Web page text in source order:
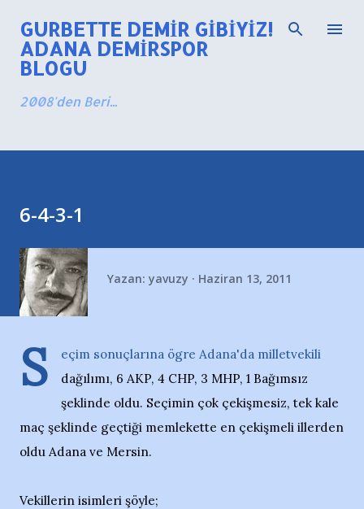
Ana içeriğe atla
GURBETTE DEMIR GIBIYIZ!
ADANA DEMIRSPOR
BLOGU
2008'den Beri...
6-4-3-1
Yazan: yavuzy Haziran 13, 2011
S
eçim sonuçlarına ögre Adana'da milletvekili
dağılımı, 6 AKP, 4 CHP, 3 MHP, 1 Bağımsız
şeklinde oldu. Seçimin çok çekişmesiz, tek kale
maç şeklinde geçtiği memlekette en çekişmeli illerden
oldu Adana ve Mersin.
Vekillerin isimleri şöyle;